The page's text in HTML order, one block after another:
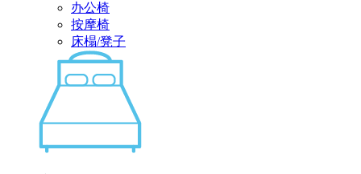
办公椅
按摩椅
床榻/凳子